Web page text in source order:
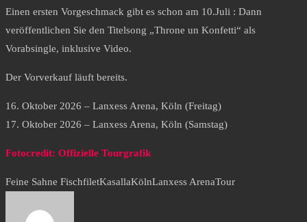
Einen ersten Vorgeschmack gibt es schon am 10.Juli : Dann
veröffentlichen Sie den Titelsong „Throne un Konfetti“ als
Vorabsingle, inklusive Video.
Der Vorverkauf läuft bereits.
16. Oktober 2026 – Lanxess Arena, Köln (Freitag)
17. Oktober 2026 – Lanxess Arena, Köln (Samstag)
Fotocredit: Offizielle Tourgrafik
Feine Sahne FischfiletKasallaKölnLanxess ArenaTour